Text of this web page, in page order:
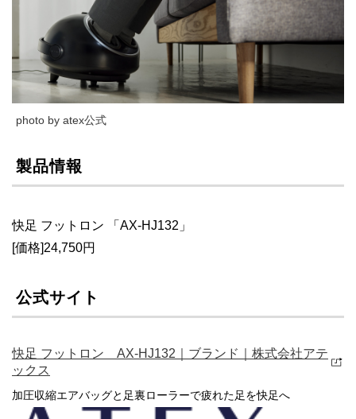
photo by atex公式
製品情報
快足 フットロン 「AX-HJ132」
[価格]24,750円
公式サイト
快足 フットロン AX-HJ132｜ブランド｜株式会社アテ
ックス
加圧収縮エアバッグと足裏ローラーで疲れた足を快足へ